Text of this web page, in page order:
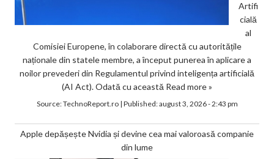
Artifi
cială
al
Comisiei Europene, în colaborare directă cu autoritățile
naționale din statele membre, a început punerea în aplicare a
noilor prevederi din Regulamentul privind inteligența artificială
(AI Act). Odată cu această Read more »
Source:TechnoReport.ro| Published:august 3, 2026 - 2:43 pm
Apple depășește Nvidia și devine cea mai valoroasă companie
din lume